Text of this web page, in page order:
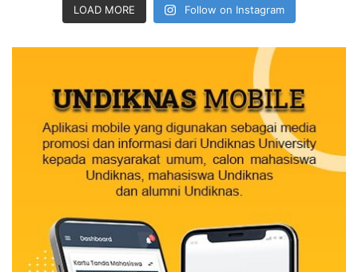
LOAD MORE Follow on Instagram